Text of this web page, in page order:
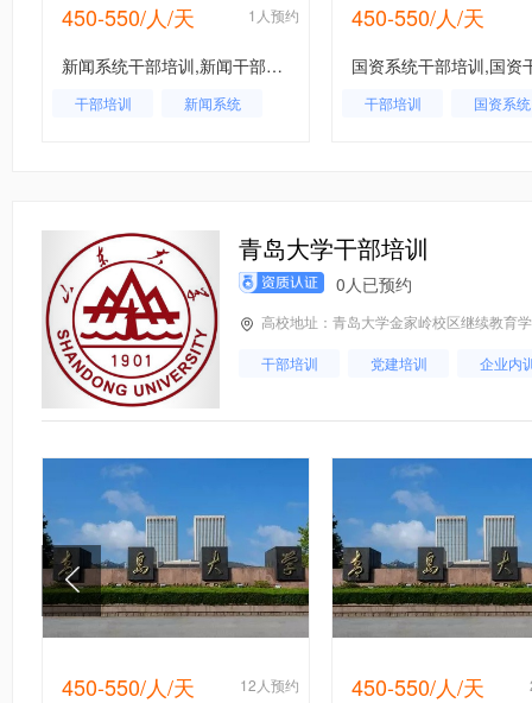
450-550/人/天 1人预约
新闻系统干部培训,新闻干部培训课程,新闻系统干部培训方案,新闻系统干部培训计划,
干部培训 新闻系统
450-550/人/天
干部培训 国资系统
青岛大学干部培训
0人已预约
高校地址：青岛大学金家岭校区继续教育
干部培训 党建培训 企业内
450-550/人/天 12人预约 450-550/人/天